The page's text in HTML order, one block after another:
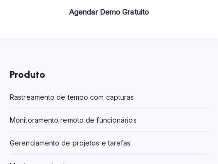
Agendar Demo Gratuito
Produto
Rastreamento de tempo com capturas
Monitoramento remoto de funcionários
Gerenciamento de projetos e tarefas